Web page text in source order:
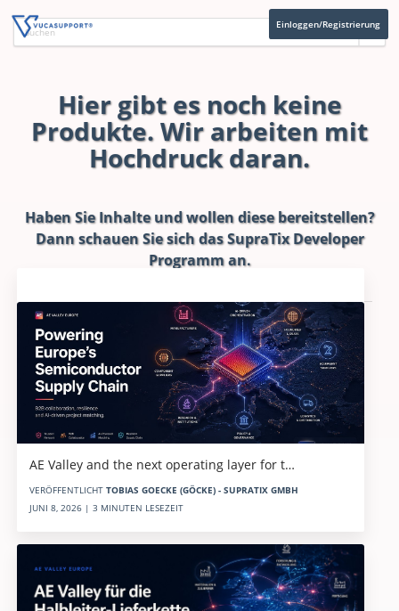
Einloggen/Registrierung
Hier gibt es noch keine
Produkte. Wir arbeiten mit
Hochdruck daran.
Haben Sie Inhalte und wollen diese bereitstellen?
Dann schauen Sie sich dasSupraTix Developer
Programman.
AE Valley and the next operating layer for t…
VERÖFFENTLICHT TOBIAS GOECKE (GÖCKE) - SUPRATIX GMBH
JUNI 8, 2026 | 3 MINUTEN LESEZEIT